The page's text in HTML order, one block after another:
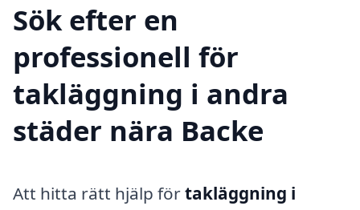
Sök efter en
professionell för
takläggning i andra
städer nära Backe
Att hitta rätt hjälp förtakläggning i